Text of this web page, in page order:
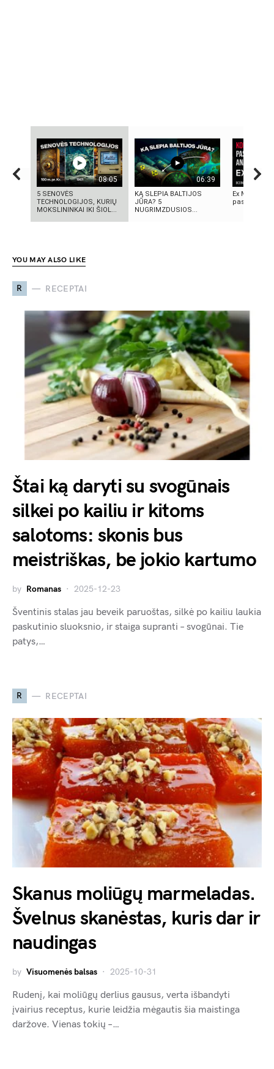
08:05
5 SENOVĖS
TECHNOLOGIJOS, KURIŲ
MOKSLININKAI IKI ŠIOL...
06:39
KĄ SLEPIA BALTIJOS
JŪRA? 5
NUGRIMZDUSIOS...
Ex
pasirinkimo
YOU MAY ALSO LIKE
R RECEPTAI
Štai ką daryti su svogūnais
silkei po kailiu ir kitoms
salotoms: skonis bus
meistriškas, be jokio kartumo
by Romanas 2025-12-23
Šventinis stalas jau beveik paruoštas, silkė po kailiu laukia
paskutinio sluoksnio, ir staiga supranti – svogūnai. Tie
patys,…
R RECEPTAI
Skanus moliūgų marmeladas.
Švelnus skanėstas, kuris dar ir
naudingas
by Visuomenės balsas 2025-10-31
Rudenį, kai moliūgų derlius gausus, verta išbandyti
įvairius receptus, kurie leidžia mėgautis šia maistinga
daržove. Vienas tokių –…